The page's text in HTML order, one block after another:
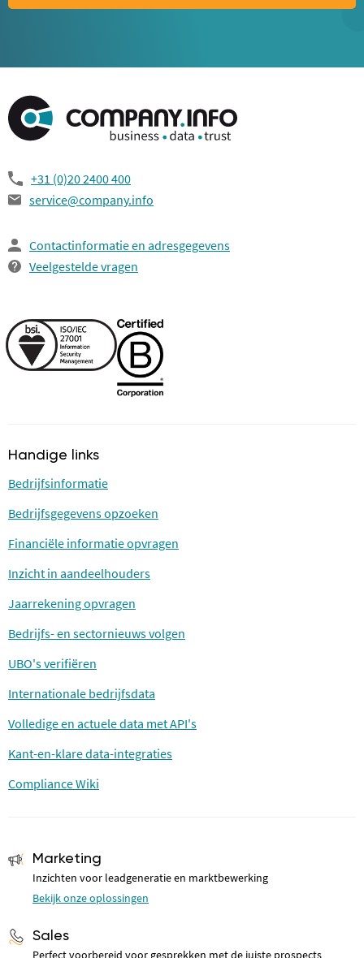
+31 (0)20 2400 400
service@company.info
Contactinformatie en adresgegevens
Veelgestelde vragen
Handige links
Bedrijfsinformatie
Bedrijfsgegevens opzoeken
Financiële informatie opvragen
Inzicht in aandeelhouders
Jaarrekening opvragen
Bedrijfs- en sectornieuws volgen
UBO's verifiëren
Internationale bedrijfsdata
Volledige en actuele data met API's
Kant-en-klare data-integraties
Compliance Wiki
Marketing
Inzichten voor leadgeneratie en marktbewerking
Bekijk onze oplossingen
Sales
Perfect voorbereid voor gesprekken met de juiste prospects